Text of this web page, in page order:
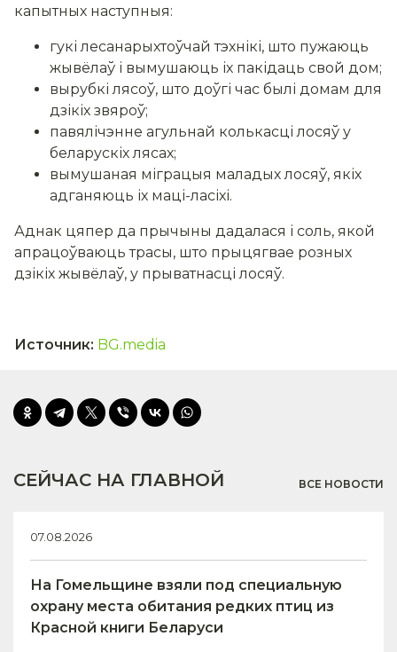
капытных наступныя:
гукі лесанарыхтоўчай тэхнікі, што пужаюць
жывёлаў і вымушаюць іх пакідаць свой дом;
вырубкі лясоў, што доўгі час былі домам для
дзікіх звяроў;
павялічэнне агульнай колькасці лосяў у
беларускіх лясах;
вымушаная міграцыя маладых лосяў, якіх
адганяюць іх маці-ласіхі.
Аднак цяпер да прычыны дадалася і соль, якой
апрацоўваюць трасы, што прыцягвае розных
дзікіх жывёлаў, у прыватнасці лосяў.
Источник: BG.media
СЕЙЧАС НА ГЛАВНОЙ ВСЕ НОВОСТИ
07.08.2026
На Гомельщине взяли под специальную
охрану места обитания редких птиц из
Красной книги Беларуси